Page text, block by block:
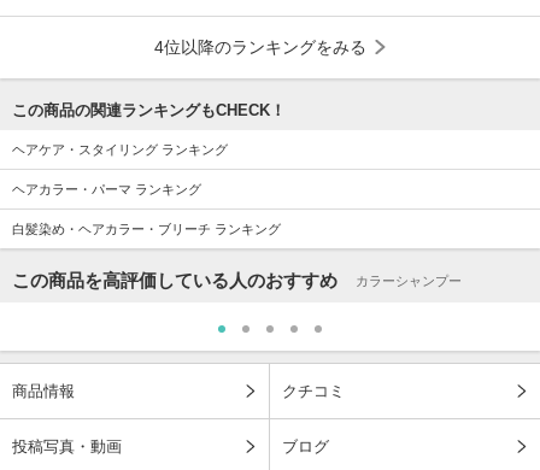
4位以降のランキングをみる
この商品の関連ランキングもCHECK！
ヘアケア・スタイリング ランキング
ヘアカラー・パーマ ランキング
白髪染め・ヘアカラー・ブリーチ ランキング
この商品を高評価している人のおすすめ カラーシャンプー
商品情報 クチコミ
投稿写真・動画 ブログ